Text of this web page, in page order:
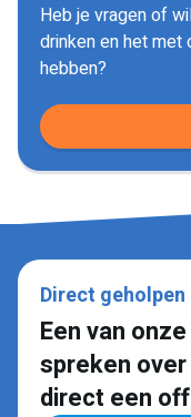
Heb je vragen of
drinken en het met
hebben?
Direct geholpen
Een van
spreken
direct een